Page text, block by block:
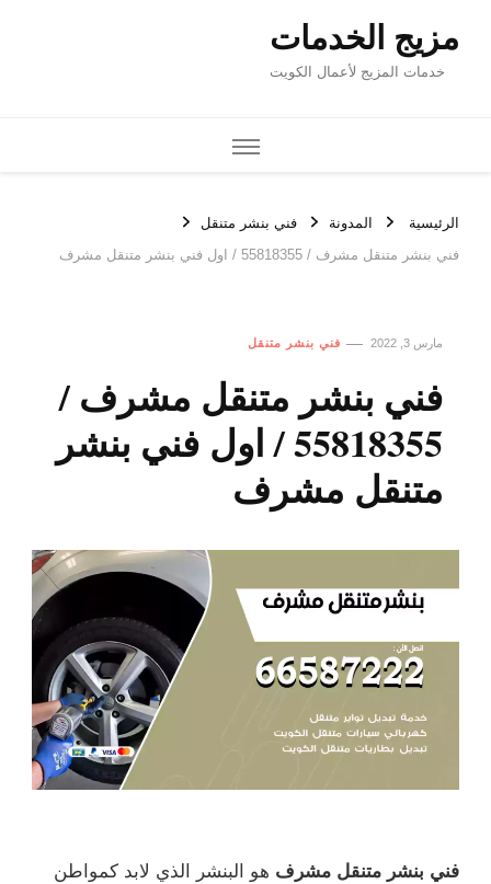
مزيج الخدمات
خدمات المزيج لأعمال الكويت
الرئيسية المدونة
فني بنشر متنقل
فني بنشر متنقل مشرف / 55818355‬ / اول فني بنشر متنقل مشرف
مارس 3, 2022 فني بنشر متنقل
فني بنشر متنقل مشرف /
55818355‬ / اول فني بنشر
متنقل مشرف
فني بنشر متنقل مشرف هو البنشر الذي لابد كمواطن